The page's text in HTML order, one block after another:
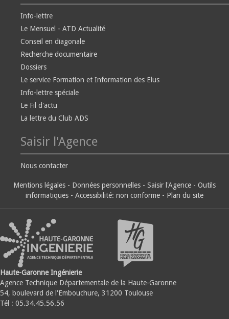
Info-lettre
Le Mensuel - ATD Actualité
Conseil en diagonale
Recherche documentaire
Dossiers
Le service Formation et Information des Elus
Info-lettre spéciale
Le Fil d'actu
La lettre du Club ADS
Saisir l'Agence
Nous contacter
Mentions légales - Données personnelles - Saisir l'Agence - Outils
informatiques - Accessibilité: non conforme - Plan du site
Haute-Garonne Ingénierie
Agence Technique Départementale de la Haute-Garonne
54, boulevard de l'Embouchure, 31200 Toulouse
Tél : 05.34.45.56.56